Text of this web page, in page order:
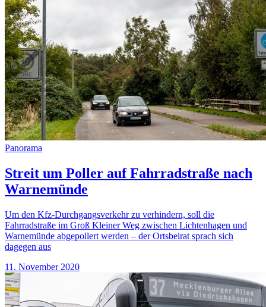
Panorama
Streit um Poller auf Fahrradstraße nach
Warnemünde
Um den Kfz-Durchgangsverkehr zu verhindern, soll die
Fahrradstraße im Groß Kleiner Weg zwischen Lichtenhagen und
Warnemünde abgepollert werden – der Ortsbeirat sprach sich
dagegen aus
11. November 2020